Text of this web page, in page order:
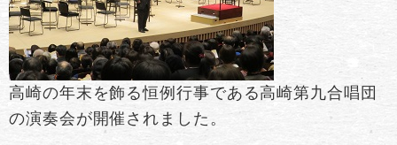
高崎の年末を飾る恒例行事である高崎第九合唱団
の演奏会が開催されました。